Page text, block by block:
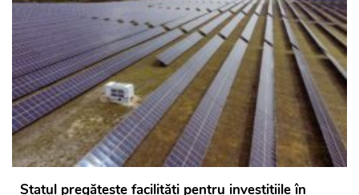
Statul pregătește facilități pentru investițiile în